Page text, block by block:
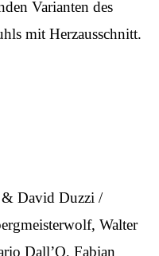
Varianten des
mit Herzausschnitt.
David Duzzi /
Walter
Dall’O, Fabian